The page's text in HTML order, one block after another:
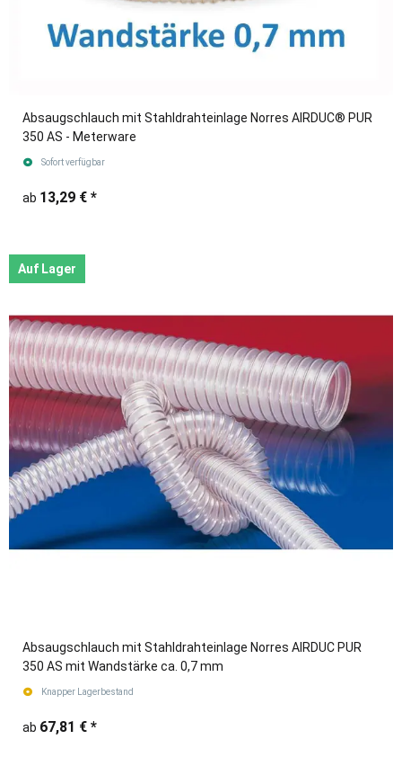
Absaugschlauch mit Stahldrahteinlage Norres AIRDUC® PUR
350 AS - Meterware
Sofort verfügbar
ab 13,29 € *
Auf Lager
Absaugschlauch mit Stahldrahteinlage Norres AIRDUC PUR
350 AS mit Wandstärke ca. 0,7 mm
Knapper Lagerbestand
ab 67,81 € *